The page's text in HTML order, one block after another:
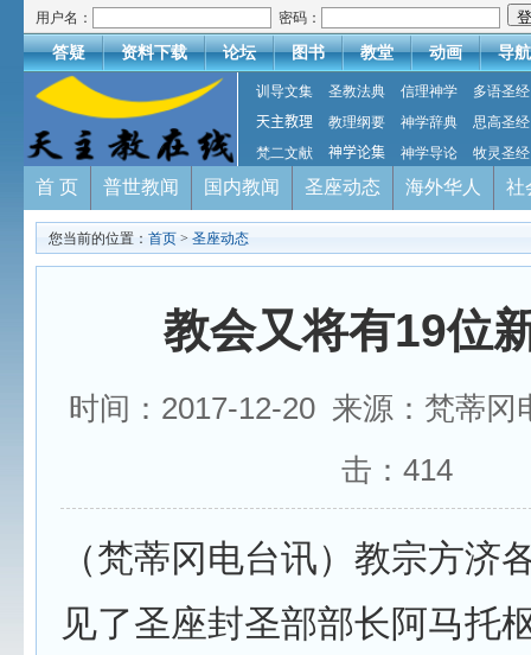
用户名： 密码：
答疑 资料下载 论坛 图书 教堂 动画 导航
训导文集 圣教法典 信理神学
多语圣经
天主教理
教理纲要 神学辞典
思高圣经
梵二文献
神学论集 神学导论 牧灵圣经
首 页 普世教闻 国内教闻 圣座动态 海外华人 社
您当前的位置： 首页 > 圣座动态
教会又将有19位
时间：2017-12-20 来源：梵蒂
击： 414
（梵蒂冈电台讯）教宗方济
见了圣座封圣部部长阿马托